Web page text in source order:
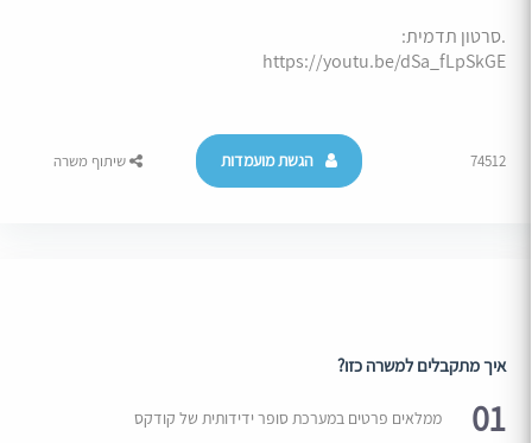
.סרטון תדמית:
https://youtu.be/dSa_fLpSkGE
74512 הגשת מועמדות שיתוף משרה
איך מתקבלים למשרה כזו?
01 ממלאים פרטים במערכת סופר ידידותית של קודקס